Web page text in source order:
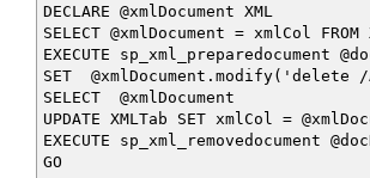
DECLARE @xmlDocument XML
SELECT @xmlDocument = xmlCol FROM
EXECUTE sp_xml_preparedocument
SET
SELECT @xmlDocument
UPDATE XMLTab SET xmlCol =
EXECUTE sp_xml_removedocument
GO